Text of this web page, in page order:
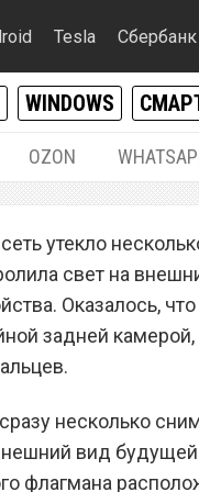
Tesla Сбербанк
WINDOWS
OZON
утекло
свет на
Оказалось, что
задней
несколько
вид будущей
флагмана